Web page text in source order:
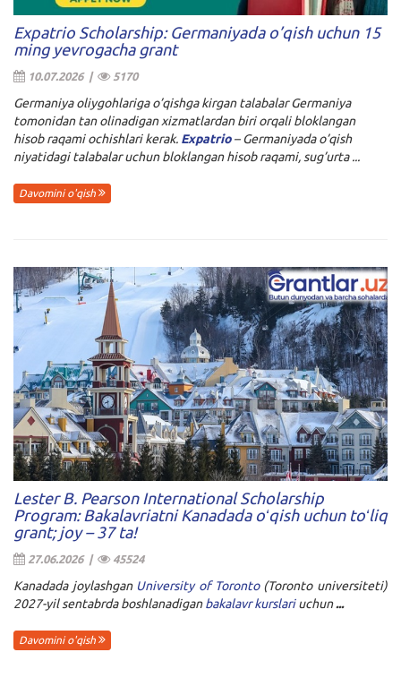
Expatrio Scholarship: Germaniyada o’qish uchun 15
ming yevrogacha grant
10.07.2026 | 5170
Germaniya oliygohlariga o’qishga kirgan talabalar Germaniya
tomonidan tan olinadigan xizmatlardan biri orqali bloklangan
hisob raqami ochishlari kerak. Expatrio– Germaniyada o’qish
niyatidagi talabalar uchunbloklangan hisob raqami, sug’urta ...
Davomini o'qish
Lester B. Pearson International Scholarship
Program: Bakalavriatni Kanadada oʻqish uchun toʻliq
grant; joy – 37 ta!
27.06.2026 | 45524
Kanadada joylashgan University of Toronto(Toronto universiteti)
2027-yil sentabrda boshlanadiganbakalavr kurslariuchun...
Davomini o'qish